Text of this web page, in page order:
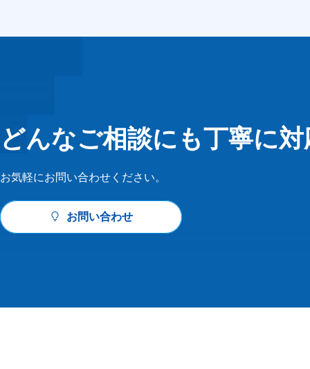
どんなご相談にも丁寧に
お気軽にお問い合わせください。
お問い合わせ